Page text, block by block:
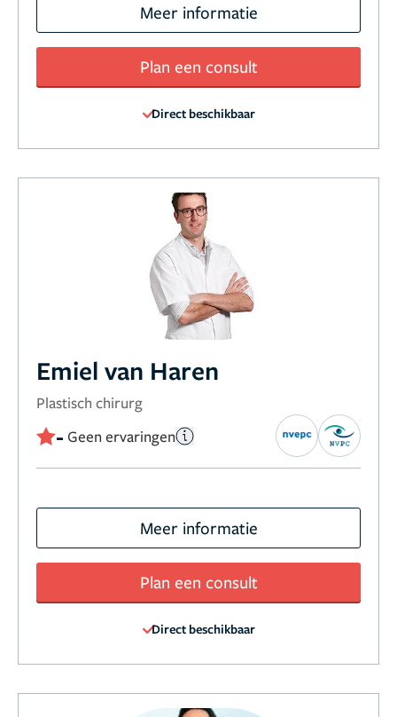
Meer informatie
Plan een consult
Direct beschikbaar
Emiel van Haren
Plastisch chirurg
- Geen ervaringen
Meer informatie
Plan een consult
Direct beschikbaar